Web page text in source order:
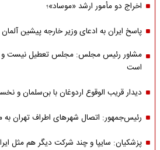
اخراج دو مأمور ارشد «موساد»؛
پاسخ ایران به ادعای وزیر خارجه پیشین آلمان
مشاور رئیس مجلس: مجلس تعطیل نیست و
است
دیدار قریب الوقوع اردوغان با بن‌سلمان و
رئیس‌جمهور: اتصال شهرهای اطراف تهران به
پزشکیان: سایپا و چند شرکت دیگر هم مثل